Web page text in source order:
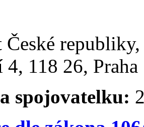
České
4, 118 26,
spojovatelku: